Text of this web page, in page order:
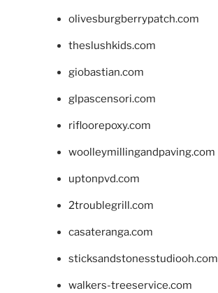
olivesburgberrypatch.com
theslushkids.com
giobastian.com
glpascensori.com
rifloorepoxy.com
woolleymillingandpaving.com
uptonpvd.com
2troublegrill.com
casateranga.com
sticksandstonesstudiooh.com
walkers-treeservice.com